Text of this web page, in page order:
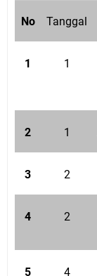
No Tanggal
1 1
2 1
3 2
4 2
5 4